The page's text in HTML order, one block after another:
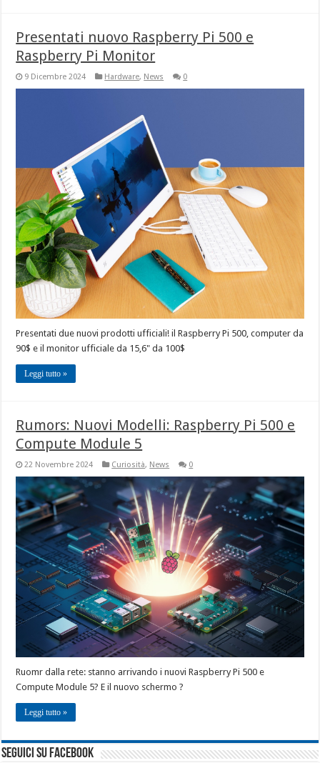
Presentati nuovo Raspberry Pi 500 e
Raspberry Pi Monitor
9 Dicembre 2024 Hardware, News 0
Presentati due nuovi prodotti ufficiali! il Raspberry Pi 500, computer da
90$ e il monitor ufficiale da 15,6" da 100$
Leggi tutto »
Rumors: Nuovi Modelli: Raspberry Pi 500 e
Compute Module 5
22 Novembre 2024 Curiosità, News 0
Ruomr dalla rete: stanno arrivando i nuovi Raspberry Pi 500 e
Compute Module 5? E il nuovo schermo ?
Leggi tutto »
seguici su facebook